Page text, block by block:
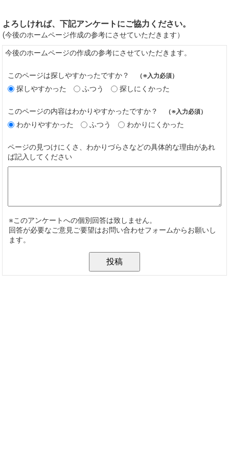
よろしければ、下記アンケートにご協力ください。
(今後のホームページ作成の参考にさせていただきます）
今後のホームページの作成の参考にさせていただきます。
このページは探しやすかったですか？ （※入力必須）
探しやすかった ふつう 探しにくかった
このページの内容はわかりやすかったですか？ （※入力必須）
わかりやすかった ふつう わかりにくかった
ページの見つけにくさ、わかりづらさなどの具体的な理由があれ
ば記入してください
※このアンケートへの個別回答は致しません。
回答が必要なご意見ご要望はお問い合わせフォームからお願いし
ます。